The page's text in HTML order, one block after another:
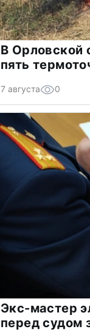
В Орловской
пять
7 августа 0
Экс-мастер
перед судом